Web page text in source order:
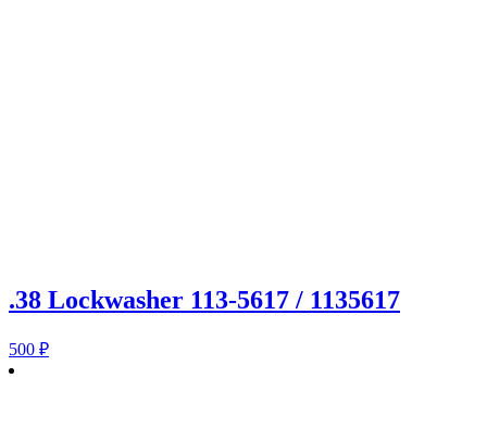
.38 Lockwasher 113-5617 / 1135617
500 ₽